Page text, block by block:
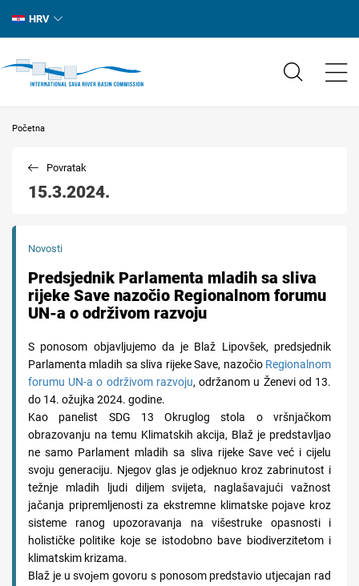
HRV
Početna
15.3.2024.
Povratak
Novosti
Predsjednik Parlamenta mladih sa sliva
rijeke Save nazočio Regionalnom forumu
UN-a o održivom razvoju
S ponosom objavljujemo da je Blaž Lipovšek, predsjednik
Parlamenta mladih sa sliva rijeke Save, nazočio Regionalnom
forumu UN-a o održivom razvoju, održanom u Ženevi od 13.
do 14. ožujka 2024. godine.
Kao panelist SDG 13 Okruglog stola o vršnjačkom
obrazovanju na temu Klimatskih akcija, Blaž je predstavljao
ne samo Parlament mladih sa sliva rijeke Save već i cijelu
svoju generaciju. Njegov glas je odjeknuo kroz zabrinutost i
težnje mladih ljudi diljem svijeta, naglašavajući važnost
jačanja pripremljenosti za ekstremne klimatske pojave kroz
sisteme ranog upozoravanja na višestruke opasnosti i
holističke politike koje se istodobno bave biodiverzitetom i
klimatskim krizama.
Blaž je u svoјеm govoru s ponosom predstavio utjecajan rad